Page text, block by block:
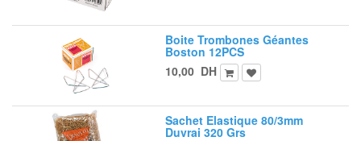
Boite Trombones Géantes
Boston 12PCS
10,00 DH
Sachet Elastique 80/3mm
Duvrai 320 Grs